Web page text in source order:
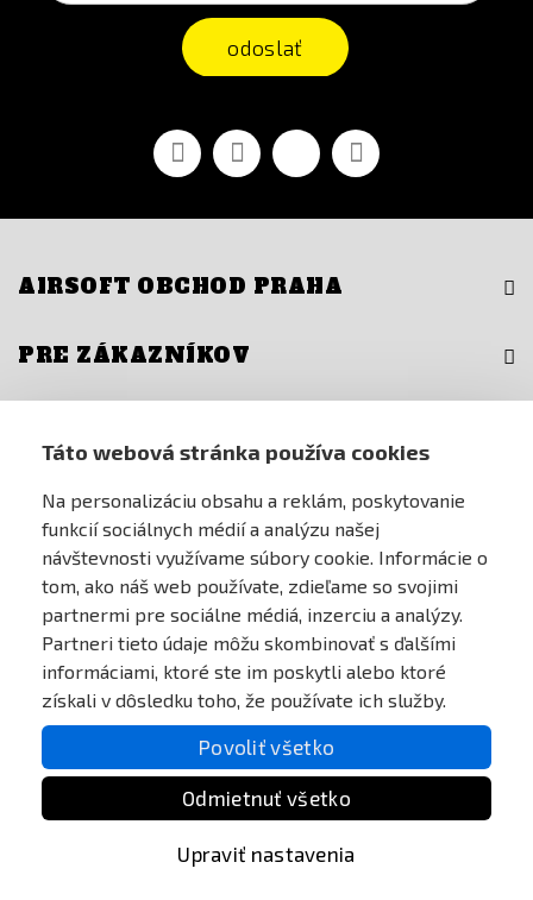
Táto webová stránka používa cookies
Na personalizáciu obsahu a reklám, poskytovanie
funkcií sociálnych médií a analýzu našej
návštevnosti využívame súbory cookie. Informácie o
tom, ako náš web používate, zdieľame so svojimi
partnermi pre sociálne médiá, inzerciu a analýzy.
Partneri tieto údaje môžu skombinovať s ďalšími
informáciami, ktoré ste im poskytli alebo ktoré
získali v dôsledku toho, že používate ich služby.
Povoliť všetko
Odmietnuť všetko
Upraviť nastavenia
odoslať
FacebookYoutubeVimeo Instagram
AIRSOFT OBCHOD PRAHA
PRE ZÁKAZNÍKOV
ONLINE PLATEBNÍ BRÁNA